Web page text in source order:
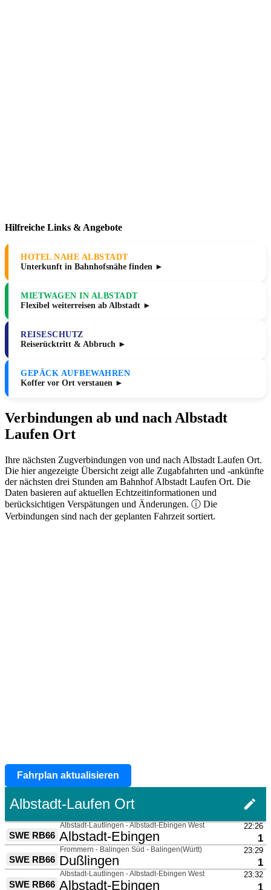
Hilfreiche Links & Angebote
HOTEL NAHE ALBSTADT
Unterkunft in Bahnhofsnähe finden ►
MIETWAGEN IN ALBSTADT
Flexibel weiterreisen ab Albstadt ►
REISESCHUTZ
Reiserücktritt & Abbruch ►
GEPÄCK AUFBEWAHREN
Koffer vor Ort verstauen ►
Verbindungen ab und nach Albstadt
Laufen Ort
Ihre nächsten Zugverbindungen von und nach Albstadt Laufen Ort.
Die hier angezeigte Übersicht zeigt alle Zugabfahrten und -ankünfte
der nächsten drei Stunden am Bahnhof Albstadt Laufen Ort. Die
Daten basieren auf aktuellen Echtzeitinformationen und
berücksichtigen Verspätungen und Änderungen. ⓘ Die
Verbindungen sind nach der geplanten Fahrzeit sortiert.
Fahrplan aktualisieren